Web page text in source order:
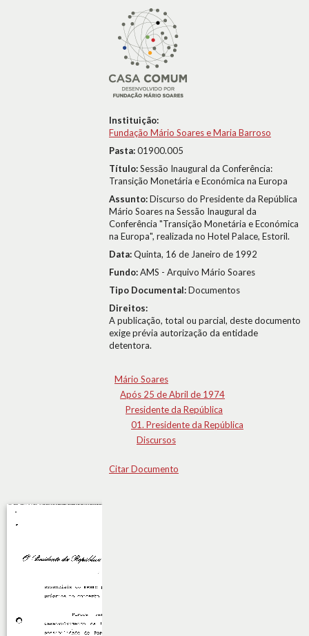
Instituição:
Fundação Mário Soares e Maria Barroso
Pasta:01900.005
Título:Sessão Inaugural da Conferência:
Transição Monetária e Económica na Europa
Assunto:Discurso do Presidente da República
Mário Soares na Sessão Inaugural da
Conferência "Transição Monetária e Económica
na Europa", realizada no Hotel Palace, Estoril.
Data:Quinta, 16 de Janeiro de 1992
Fundo:AMS - Arquivo Mário Soares
Tipo Documental:Documentos
Direitos:
A publicação, total ou parcial, deste documento
exige prévia autorização da entidade
detentora.
Mário Soares
Após 25 de Abril de 1974
Presidente da República
01. Presidente da República
Discursos
Citar Documento